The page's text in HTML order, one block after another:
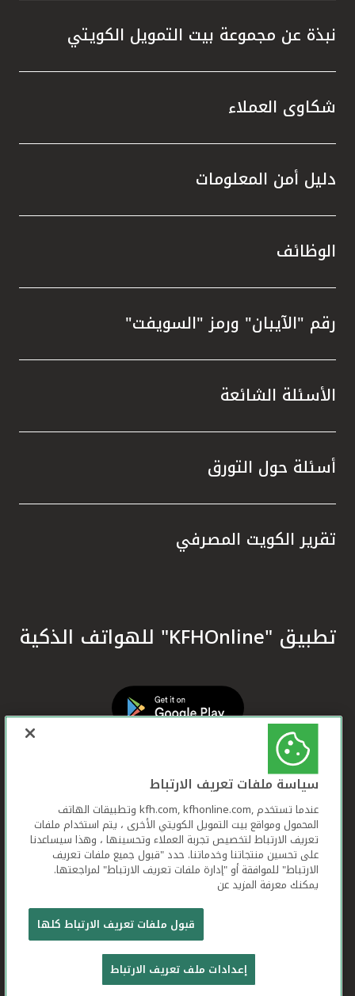
نبذة عن مجموعة بيت التمويل الكويتي
شكاوى العملاء
دليل أمن المعلومات
الوظائف
رقم "الآيبان" ورمز "السويفت"
الأسئلة الشائعة
أسئلة حول التورق
تقرير الكويت المصرفي
تطبيق "KFHOnline" للهواتف الذكية
بيت التمويل الكويتي جميع الحقوق محفوظة © 2025
شروط وأحكام استخدام الموقع الإلكتروني
تعريف الارتباط بيان الخصوصية
سياسة ملفات تعريف الارتباط
عندما تستخدم ,kfh.com, kfhonline.com وتطبيقات الهاتف
المحمول ومواقع بيت التمويل الكويتي الأخرى ، يتم استخدام ملفات
تعريف الارتباط لتخصيص تجربة العملاء وتحسينها ، وهذا سيساعدنا
على تحسين منتجاتنا وخدماتنا. حدد "قبول جميع ملفات تعريف
الارتباط" للموافقة أو "إدارة ملفات تعريف الارتباط" لمراجعتها.
يمكنك معرفة المزيد عن
قبول ملفات تعريف الارتباط كلها
إعدادات ملف تعريف الارتباط